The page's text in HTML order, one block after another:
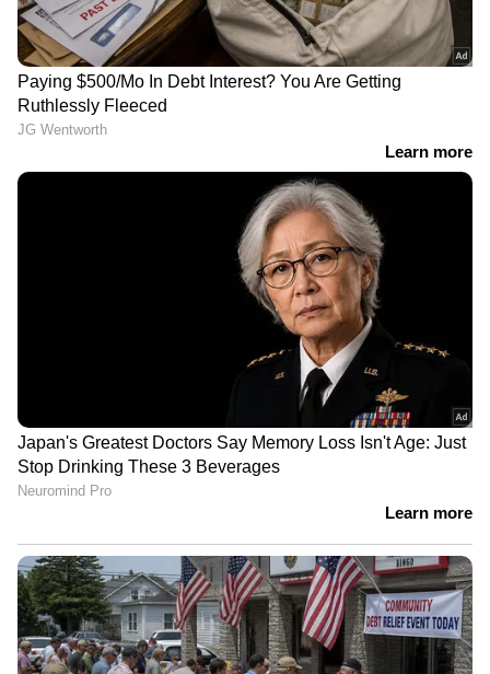
കണ്ണൂരിലെ അപാർട്ട്മെന്റിൽ നിന്ന്